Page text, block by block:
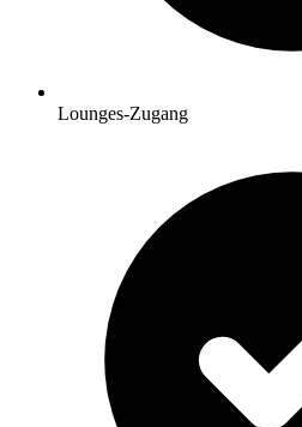
Lounges-Zugang